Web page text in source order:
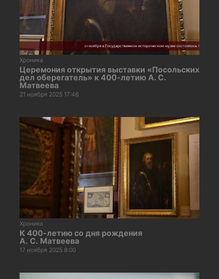
Хроника
Церемония открытия выставки «Посольских
дел оберегатель» к 400-летию А. С.
Матвеева
21 ноября 2025 17:46
Хроника
К 400-летию со дня рождения
А. С. Матвеева
17 ноября 2025 8:00